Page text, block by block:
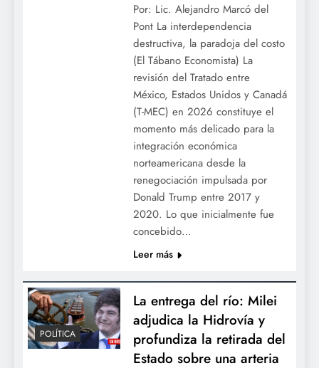
Por: Lic. Alejandro Marcó del
Pont La interdependencia
destructiva, la paradoja del costo
(El Tábano Economista) La
revisión del Tratado entre
México, Estados Unidos y Canadá
(T-MEC) en 2026 constituye el
momento más delicado para la
integración económica
norteamericana desde la
renegociación impulsada por
Donald Trump entre 2017 y
2020. Lo que inicialmente fue
concebido…
Leer más
POLÍTICA
La entrega del río: Milei
adjudica la Hidrovía y
profundiza la retirada del
Estado sobre una arteria